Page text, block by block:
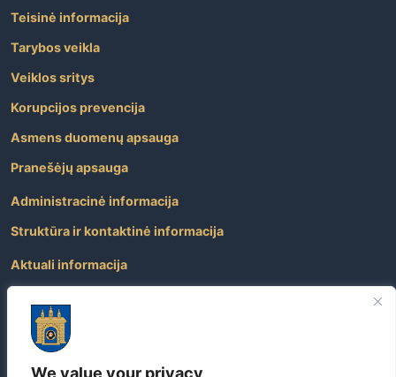
We value your privacy
Teisinė informacija
Tarybos veikla
Veiklos sritys
Korupcijos prevencija
Asmens duomenų apsauga
Pranešėjų apsauga
Administracinė informacija
Struktūra ir kontaktinė informacija
Aktuali informacija
Atviri duomenys
Nuorodos